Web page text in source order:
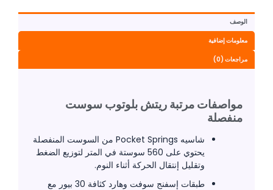
الوصف
معلومات إضافية
مراجعات (0)
مواصفات مرتبة ريتش بلوتوب سوست
منفصلة
شاسيه Pocket Springs من السوست المنفصلة
يحتوي على 560 سوستة في المتر لتوزيع الضغط
وتقليل إنتقال الحركة أثناء النوم.
طبقات إسفنج سوفت وهارد كثافة 30 بيور مع